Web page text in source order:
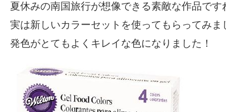
夏休みの南国旅行が想像できる素敵な作品です
実は新しいカラーセットを使ってもらってみま
発色がとてもよくキレイな色になりました！